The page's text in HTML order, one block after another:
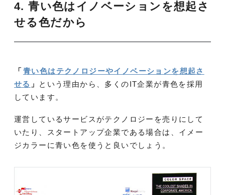
4. 青い色はイノベーションを想起さ
せる色だから
「 青い色はテクノロジーやイノベーションを想起さ
せる 」
という理由から、多くのIT企業が青色を採用
しています。
運営しているサービスがテクノロジーを売りにして
いたり、スタートアップ企業である場合は、イメー
ジカラーに青い色を使うと良いでしょう。